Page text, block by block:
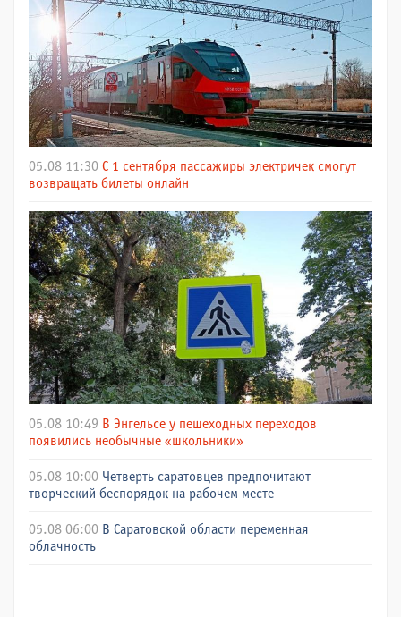
05.08 11:30 С 1 сентября пассажиры электричек смогут
возвращать билеты онлайн
05.08 10:49 В Энгельсе у пешеходных переходов
появились необычные «школьники»
05.08 10:00 Четверть саратовцев предпочитают
творческий беспорядок на рабочем месте
05.08 06:00 В Саратовской области переменная
облачность